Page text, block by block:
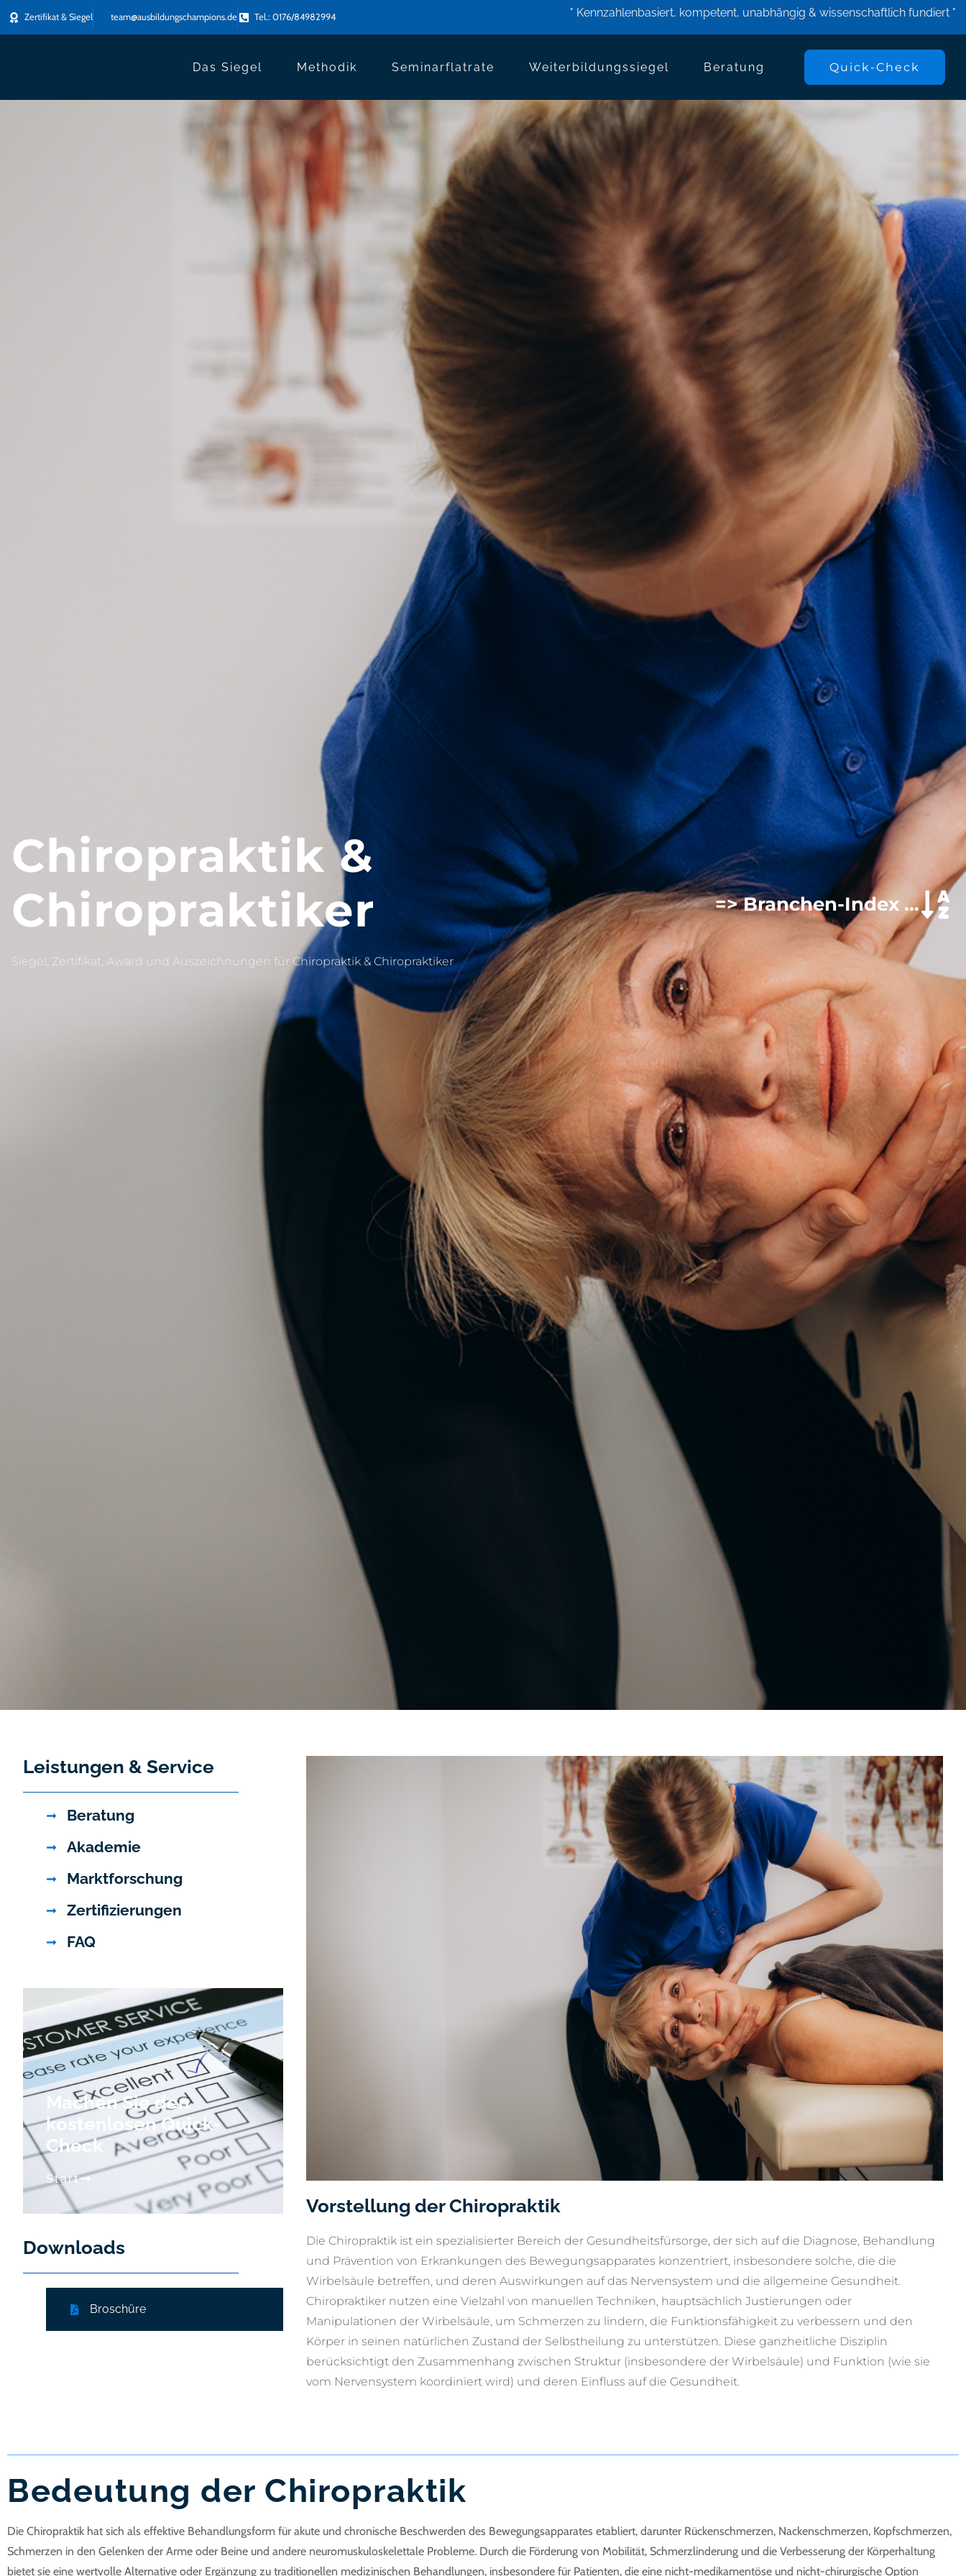
Zertifikat & Siegel team@ausbildungschampions.de Tel.: 0176/84982994 " Kennzahlenbasiert, kompetent, unabhängig & wissenschaftlich fundiert "
Das Siegel Methodik Seminarflatrate Weiterbildungssiegel Beratung Quick-Check
Chiropraktik &
Chiropraktiker
Siegel, Zertifikat, Award und Auszeichnungen für Chiropraktik & Chiropraktiker
=> Branchen-Index ...
Leistungen & Service
Beratung
Akademie
Marktforschung
Zertifizierungen
FAQ
Machen Sie den
kostenlosen Quick-
Check
Start
Downloads
Broschüre
Vorstellung der Chiropraktik
Die Chiropraktik ist ein spezialisierter Bereich der Gesundheitsfürsorge, der sich auf die Diagnose, Behandlung
und Prävention von Erkrankungen des Bewegungsapparates konzentriert, insbesondere solche, die die
Wirbelsäule betreffen, und deren Auswirkungen auf das Nervensystem und die allgemeine Gesundheit.
Chiropraktiker nutzen eine Vielzahl von manuellen Techniken, hauptsächlich Justierungen oder
Manipulationen der Wirbelsäule, um Schmerzen zu lindern, die Funktionsfähigkeit zu verbessern und den
Körper in seinen natürlichen Zustand der Selbstheilung zu unterstützen. Diese ganzheitliche Disziplin
berücksichtigt den Zusammenhang zwischen Struktur (insbesondere der Wirbelsäule) und Funktion (wie sie
vom Nervensystem koordiniert wird) und deren Einfluss auf die Gesundheit.
Bedeutung der Chiropraktik
Die Chiropraktik hat sich als effektive Behandlungsform für akute und chronische Beschwerden des Bewegungsapparates etabliert, darunter Rückenschmerzen, Nackenschmerzen, Kopfschmerzen,
Schmerzen in den Gelenken der Arme oder Beine und andere neuromuskuloskelettale Probleme. Durch die Förderung von Mobilität, Schmerzlinderung und die Verbesserung der Körperhaltung
bietet sie eine wertvolle Alternative oder Ergänzung zu traditionellen medizinischen Behandlungen, insbesondere für Patienten, die eine nicht-medikamentöse und nicht-chirurgische Option